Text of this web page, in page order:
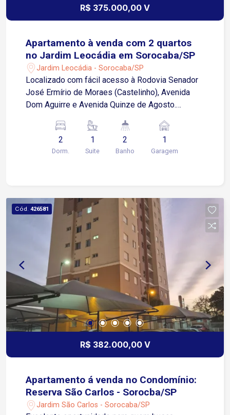
R$ 375.000,00 V
Apartamento à venda com 2 quartos
no Jardim Leocádia em Sorocaba/SP
Jardim Leocádia - Sorocaba/SP
Localizado com fácil acesso à Rodovia Senador
José Ermírio de Moraes (Castelinho), Avenida
Dom Aguirre e Avenida Quinze de Agosto.
escolas, supermercados, farmácias, restaurantes
e diversos comércios e serviços. Sobre o imóvel:
62 m² de área privativa 2 Quartos, sendo 1 suíte
24 horas Piscina Adulto e Infantil Playground
Ideal para quem procura um apartamento
moderno, bem localizado e com aproveitamento
dos espaços, perfeito para morar ou investir.
Agende sua visita e venha conhecer este
excelente imóvel!
2
Dorm.
1
Suite
2
Banho
1
Garagem
Cód. 426581
R$ 382.000,00 V
Apartamento á venda no Condomínio:
Reserva São Carlos - Sorocba/SP
Jardim São Carlos - Sorocaba/SP